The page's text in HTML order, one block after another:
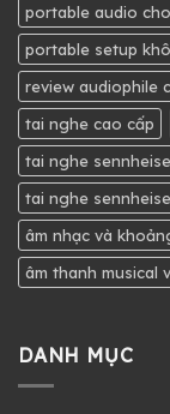
portable audio
portable setup
review audiophile
tai nghe cao cấp
tai nghe
tai nghe
âm nhạc và
âm thanh musical
DANH MỤC